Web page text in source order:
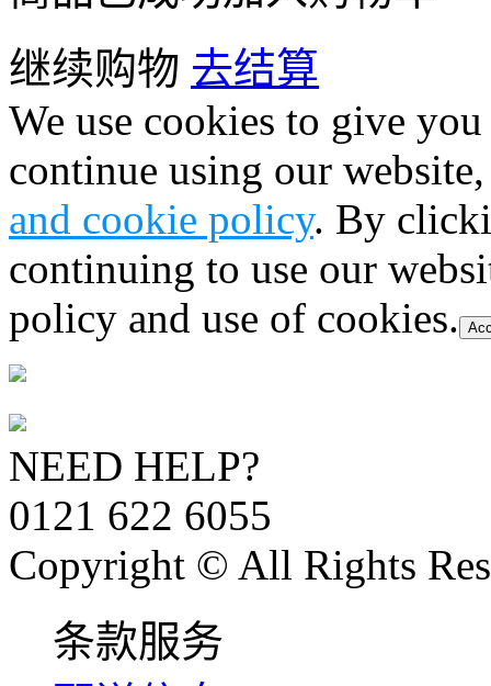
继续购物 去结算
We use cookies to give
continue using our
and cookie policy. By
continuing to use our
policy and use of cookies.
NEED HELP?
0121 622 6055
Copyright © All Rights
条款服务